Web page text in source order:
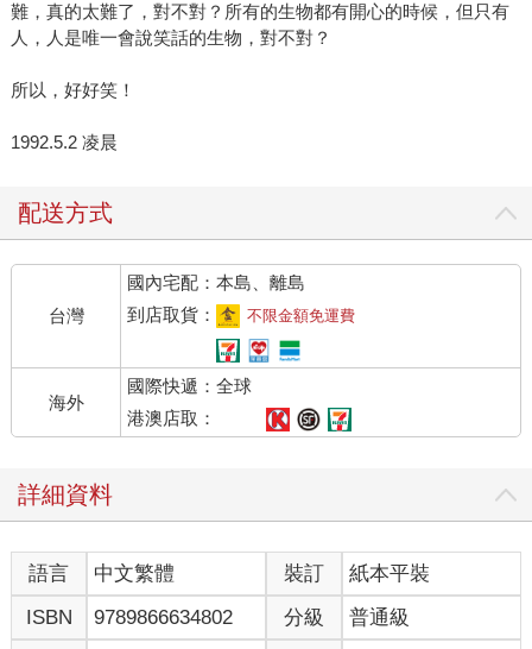
難，真的太難了，對不對？所有的生物都有開心的時候，但只有
人，人是唯一會說笑話的生物，對不對？
所以，好好笑！
1992.5.2 凌晨
配送方式
台灣
國內宅配：本島、離島
到店取貨：
不限金額免運費
海外
國際快遞：全球
港澳店取：
詳細資料
語言 中文繁體 裝訂
紙本平裝
ISBN
9789866634802 分級 普通級